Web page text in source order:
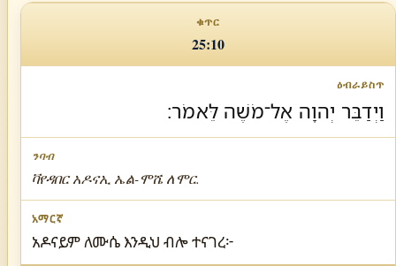
25:10
וַיְדַבֵּר יְהוָה אֶל־מֹשֶׁה לֵּאמֹר׃
ቫየዳበር አዶናኢ ኤል-ሞሼ ለሞር.
አዶናይም ለሙሴ እንዲህ ብሎ ተናገረ፦